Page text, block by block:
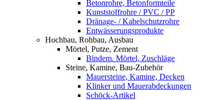
Betonrohre, Betonformteile
Kunststoffrohre / PVC / PP
Dränage- / Kabelschutzrohre
Entwässerungsprodukte
Hochbau, Rohbau, Ausbau
Mörtel, Putze, Zement
Bindem. Mörtel, Zuschläge
Steine, Kamine, Bau-Zubehör
Mauersteine, Kamine, Decken
Klinker und Mauerabdeckungen
Schöck-Artikel